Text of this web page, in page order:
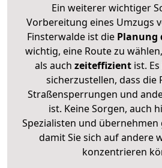
Ein weiterer wichtiger
Vorbereitung eines Umzugs
Finsterwalde ist die Planung
wichtig, eine Route zu
als auch zeiteffizientist. Es
sicherzustellen, dass die
Straßensperrungen und
ist. Keine Sorgen, auch
Spezialisten und übernehmen
damit Sie sich auf andere
konzentrieren